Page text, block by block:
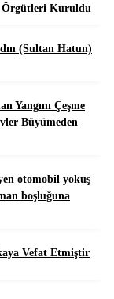
Örgütleri Kuruldu
(Sultan Hatun)
Yangını Çeşme
Büyümeden
otomobil yokuş
boşluğuna
Vefat Etmiştir